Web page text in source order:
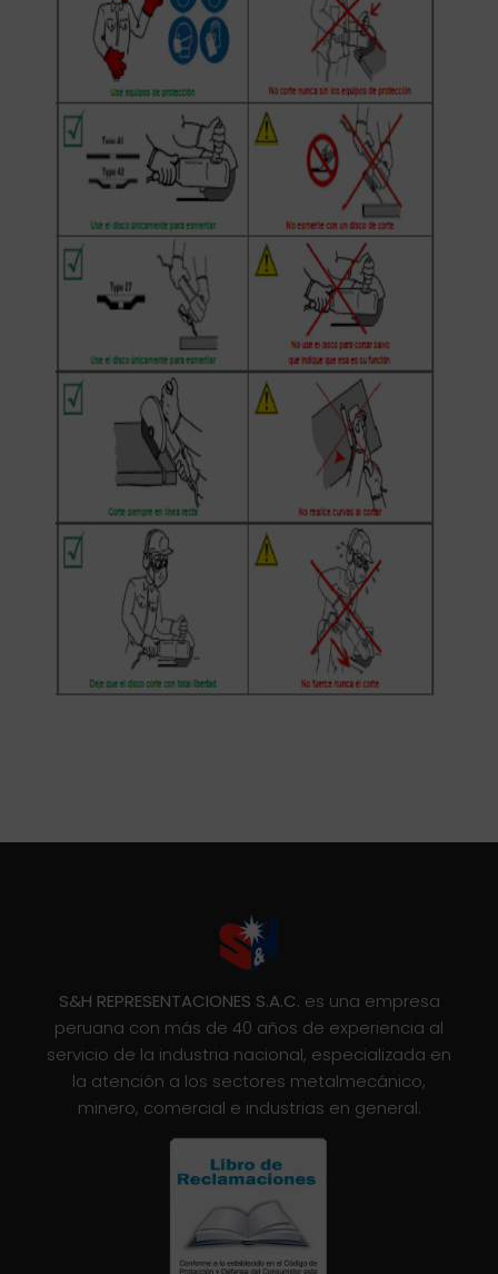
S&H REPRESENTACIONES S.A.C. es una empresa
peruana con más de 40 años de experiencia al
servicio de la industria nacional, especializada en
la atención a los sectores metalmecánico,
minero, comercial e industrias en general.